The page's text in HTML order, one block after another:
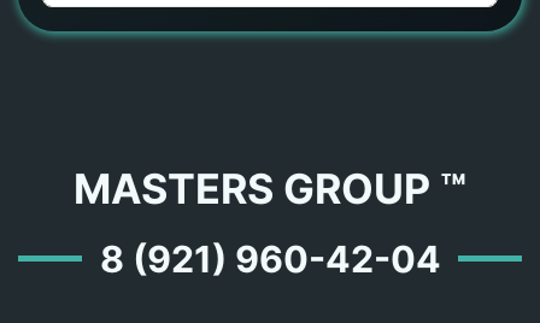
MASTERS GROUP ™
8 (921) 960-42-04